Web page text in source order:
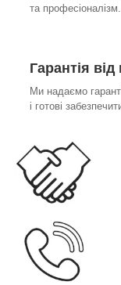
та професіоналізм.
Гарантія
Ми надаємо
і готові